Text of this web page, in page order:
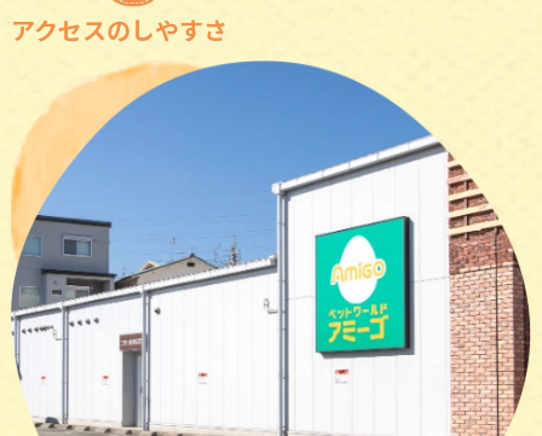
アクセスのしやすさ